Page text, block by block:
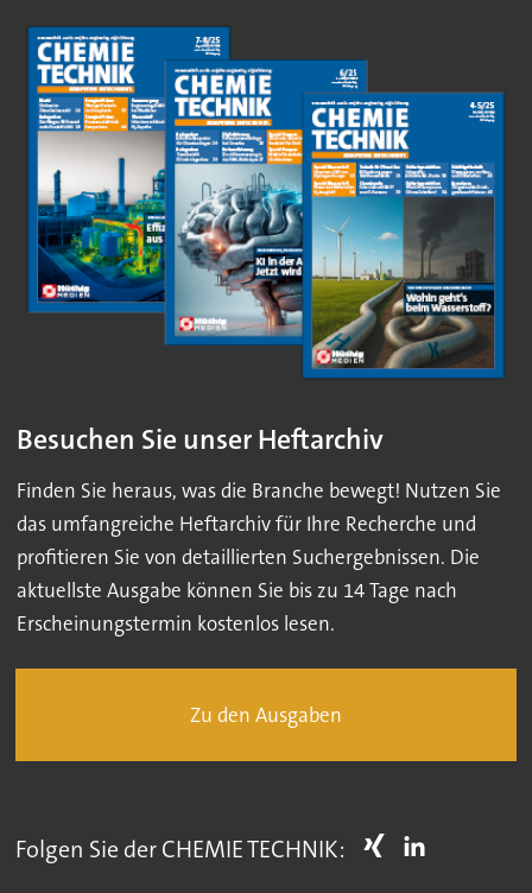
Besuchen Sie unser Heftarchiv
Finden Sie heraus, was die Branche bewegt! Nutzen Sie
das umfangreiche Heftarchiv für Ihre Recherche und
profitieren Sie von detaillierten Suchergebnissen. Die
aktuellste Ausgabe können Sie bis zu 14 Tage nach
Erscheinungstermin kostenlos lesen.
Zu den Ausgaben
Folgen Sie der CHEMIE TECHNIK: